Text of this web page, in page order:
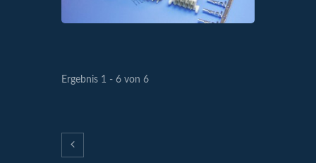
Ergebnis 1 - 6 von 6
Für Autolichter